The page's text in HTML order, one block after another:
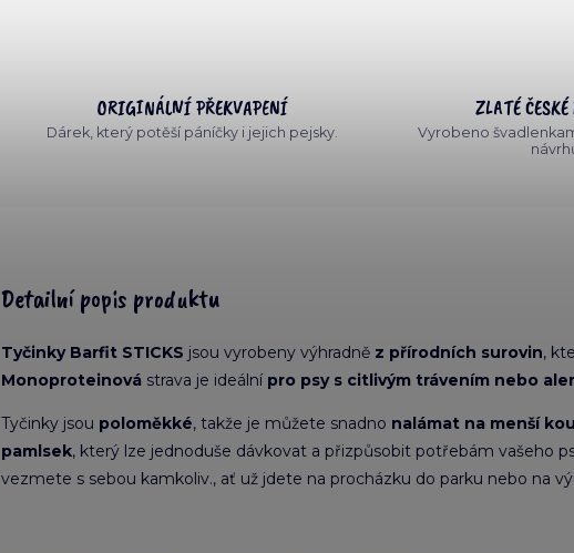
ORIGINÁLNÍ PŘEKVAPENÍ
Dárek, který potěší páníčky i jejich pejsky.
ZLATÉ
Vyrobeno
Detailní popis produktu
Tyčinky Barfit STICKS jsou vyrobeny výhradně z přírodních surovin,
Monoproteinová strava je ideální pro psy s citlivým trávením nebo
Tyčinky jsou poloměkké, takže je můžete snadno nalámat na menší
pamlsek, který lze jednoduše dávkovat a přizpůsobit potřebám vašeho
vezmete s sebou kamkoliv., ať už jdete na procházku do parku nebo na